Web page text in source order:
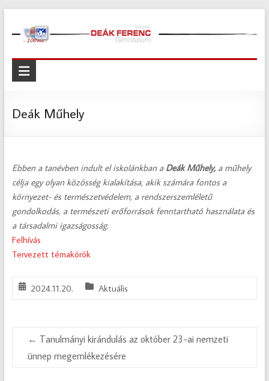
Kispesti
Ferenc
Deák
Ferenc
Gimnázium
Deák Műhely
Ebben a tanévben indult el iskolánkban a Deák Műhely,a műhely
célja egy olyan közösség kialakítása, akik számára fontos a
környezet- és természetvédelem, a rendszerszemléletű
gondolkodás, a természeti erőforrások fenntartható használata és
a társadalmi igazságosság.
Felhívás
Tervezett témakörök
2024.11.20. Aktuális
← Tanulmányi kirándulás az október 23-ai nemzeti
ünnep megemlékezésére